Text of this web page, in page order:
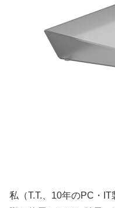
私（T.T.、10年のPC・